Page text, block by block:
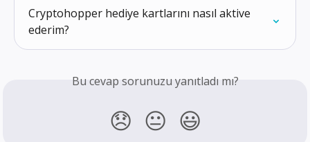
Cryptohopper hediye kartlarını nasıl aktive
ederim?
Bu cevap sorunuzu yanıtladı mı?
😞 😐 😃